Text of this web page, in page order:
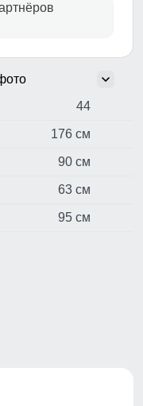
44
176 см
90 см
63 см
95 см